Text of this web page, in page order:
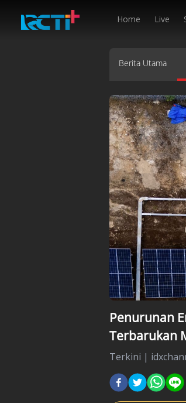
Home Live
Berita Utama
Penurunan
Terbarukan
Terkini |